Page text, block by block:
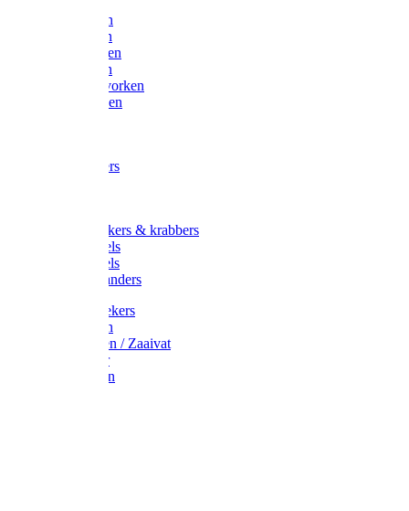
Hooivorken
Mestvorken
Bietenvorken
Maisvorken
Aardappelvorken
Vijgenvorken
Tuinkrabbers
Onkruidstekers & krabbers
Hartschoffels
Ruitschoffels
Onkruidbranders
Graskantstekers
Verticuteren
Strooiwagen / Zaaivat
Grasmaaier
Grasscharen